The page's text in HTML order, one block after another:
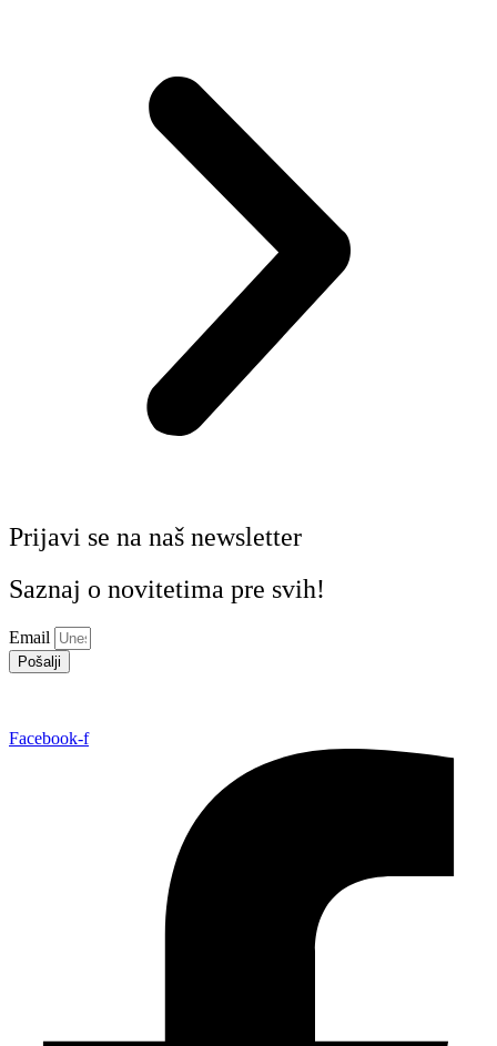
Prijavi se na naš newsletter
Saznaj o novitetima pre svih!
Email
Pošalji
Facebook-f